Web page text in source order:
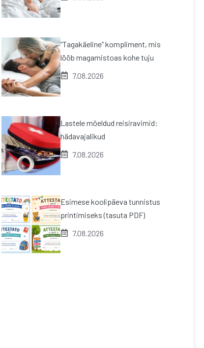
“Tagakäeline” kompliment, mis
lööb magamistoas kohe tuju
7.08.2026
Lastele mõeldud reisiravimid:
hädavajalikud
7.08.2026
Esimese koolipäeva tunnistus
printimiseks (tasuta PDF)
7.08.2026